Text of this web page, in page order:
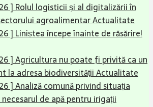
] Rolul logisticii și al digitalizării în
agroalimentarActualitate
] Liniștea începe înainte de răsărire!
]Agricultura nu poate fi privită ca un
la adresa biodiversitățiiActualitate
]Analiză comună privind situația
de apă pentru irigații